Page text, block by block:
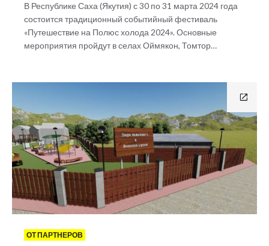
В Республике Саха (Якутия) с 30 по 31 марта 2024 года
состоится традиционный событийный фестиваль
«Путешествие на Полюс холода 2024». Основные
мероприятия пройдут в селах Оймякон, Томтор…
ОТ ПАРТНЕРОВ